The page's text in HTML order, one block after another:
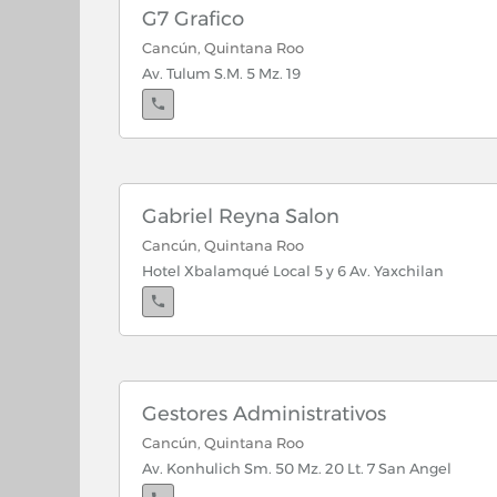
G7 Grafico
Cancún, Quintana Roo
Av. Tulum S.M. 5 Mz. 19
Gabriel Reyna Salon
Cancún, Quintana Roo
Hotel Xbalamqué Local 5 y 6 Av. Yaxchilan
Gestores Administrativos
Cancún, Quintana Roo
Av. Konhulich Sm. 50 Mz. 20 Lt. 7 San Angel